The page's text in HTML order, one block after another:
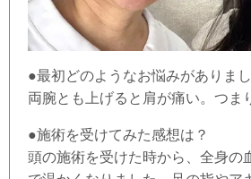
●最初どのようなお悩みがありま
両腕とも上げると肩が痛い。つま
●施術を受けてみた感想は？
頭の施術を受けた時から、全身の